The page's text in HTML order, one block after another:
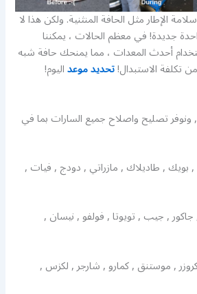
الإطار مثل الحافة المنثنية. ولكن هذا لا
جديدة! في معظم الحالات ، يمكننا
أحدث المعدات ، مما يمنحك حافة شبه
تكلفة الاستبدال!تحديد موعداليوم!
ونوفر تصليح واصلاح جميع السارات بما في
, بويك , طاديلاك , مازراتي , دودج , فيات ,
جاكور , جيب , تويوتا , فولفو , نيسان ,
كروزر , موستنق , كمارو , شارجر , لكزس ,